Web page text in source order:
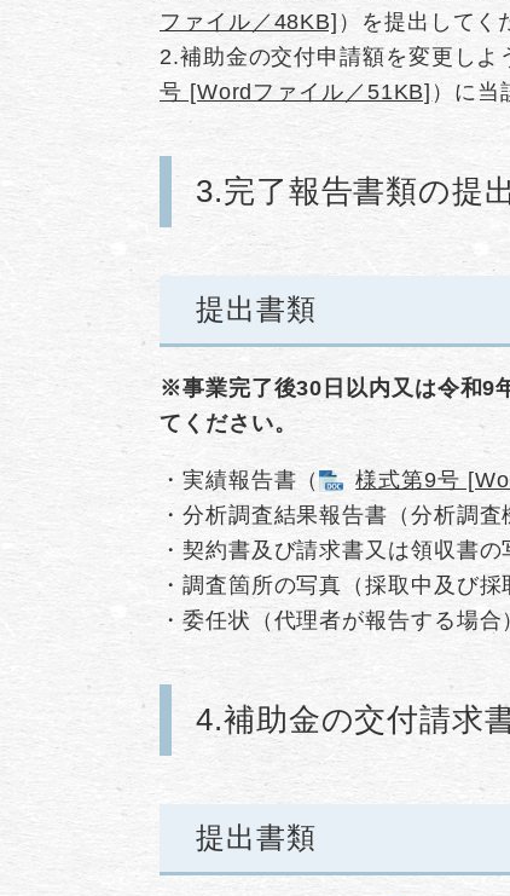
ファイル／48KB] ）を提出してく
2.補助金の交付申請額を変更しよ
号 [Wordファイル／51KB] ）に当
3.完了報告書類の提出
提出書類
※事業完了後30日以内又は令和9
てください。
・実績報告書（ 様式第9号
・分析調査結果報告書（分析調査
・契約書及び請求書又は領収書の
・調査箇所の写真（採取中及び採
・委任状（代理者が報告する場合
4.補助金の交付請求
提出書類